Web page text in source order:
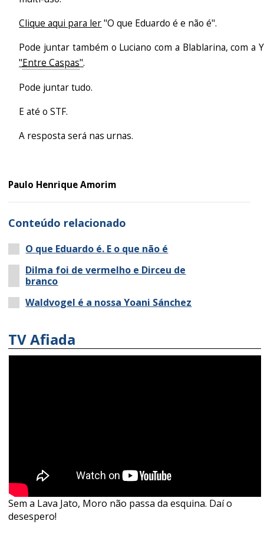
Clique aqui para ler"O que Eduardo é e não é".
Pode juntar também o Luciano com a Blablarina, com a
"Entre Caspas".
Pode juntar tudo.
E até o STF.
A resposta será nas urnas.
Paulo Henrique Amorim
Conteúdo relacionado
O que Eduardo é. E o que não é
Dilma foi de vermelho e Dirceu de
branco
Waldvogel é a nossa Yoani Sánchez
TV Afiada
Sem a Lava Jato, Moro não passa da esquina. Daí o
desespero!